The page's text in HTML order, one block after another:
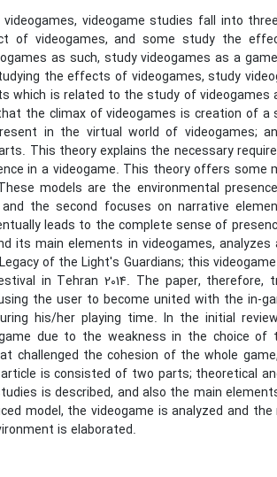
videogame studies fall into
of videogames, and some study the
as such, study videogames as a
the effects of videogames, study
which is related to the study of videogames
the climax of videogames is creation of
in the virtual world of videogames;
This theory explains the necessary
in a videogame. This theory offers some
models are the environmental
the second focuses on narrative
leads to the complete sense of
its main elements in videogames,
of the Light's Guardians; this
in Tehran 2014. The paper,
the user to become united with the in-
his/her playing time. In the initial
due to the weakness in the choice
challenged the cohesion of the whole
is consisted of two parts; theoretical
is described, and also the main
model, the videogame is analyzed and
is elaborated.